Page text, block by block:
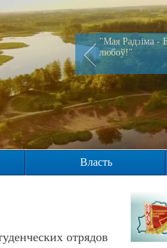
"Мая Радзiма -
любоў!"
Власть
отрядов